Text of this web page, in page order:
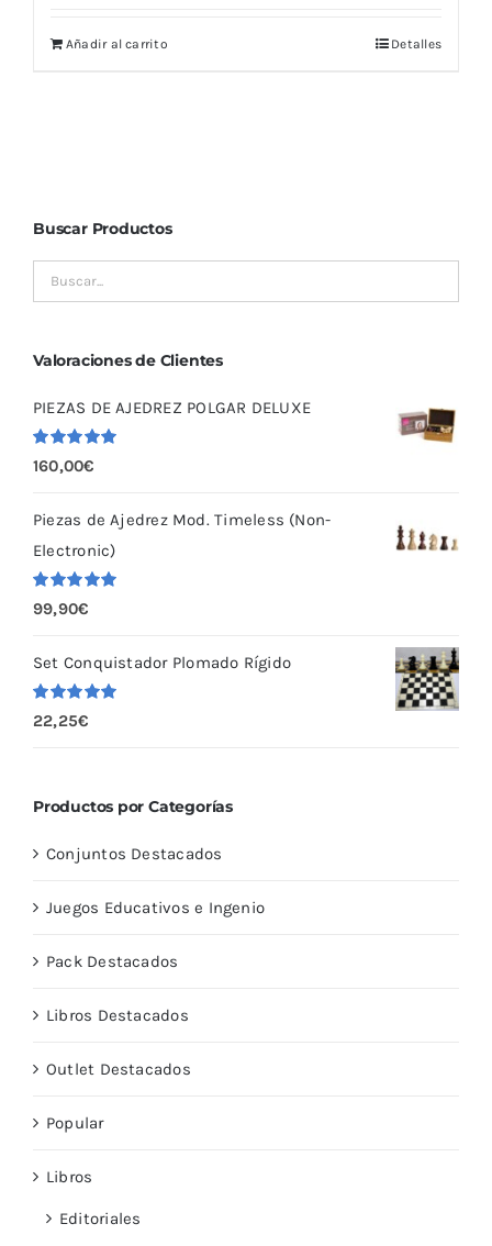
Añadir al carrito Detalles
Buscar Productos
Valoraciones de Clientes
PIEZAS DE AJEDREZ POLGAR DELUXE
Valorado
con 5.00
160,00€
Piezas de Ajedrez Mod. Timeless (Non-
Electronic)
Valorado
con 5.00
99,90€
Set Conquistador Plomado Rígido
Valorado
con
5.00
22,25€
Productos por Categorías
Conjuntos Destacados
Juegos Educativos e Ingenio
Pack Destacados
Libros Destacados
Outlet Destacados
Popular
Libros
Editoriales